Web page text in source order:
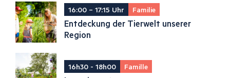
16:00 – 17:15 Uhr Familie
Entdeckung der Tierwelt unserer
Region
16h30 - 18h00 Famille